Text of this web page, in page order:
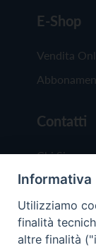
E-Shop
Vendita
Contatti
Chi Siamo
Redazione
Scrivici
Informativa
Utilizziamo
finalità
altre finalità